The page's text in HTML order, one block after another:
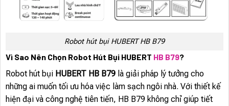
Robot hút bụi HUBERT HB B79
Vì Sao Nên Chọn Robot Hút Bụi HUBERT HB B79?
Robot hút bụi HUBERT HB B79 là giải pháp lý tưởng cho
những ai muốn tối ưu hóa việc làm sạch ngôi nhà. Với thiết kế
hiện đại và công nghệ tiên tiến, HB B79 không chỉ giúp tiết